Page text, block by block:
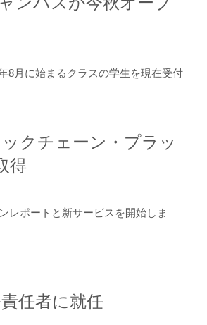
8月に始まるクラスの学生を現在受付
クチェーン・プラッ
得
レポートと新サービスを開始しま
任者に就任